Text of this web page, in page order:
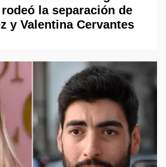
la separación de
y Valentina Cervantes